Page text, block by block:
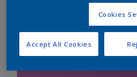
Cookies
Accept All Cookies